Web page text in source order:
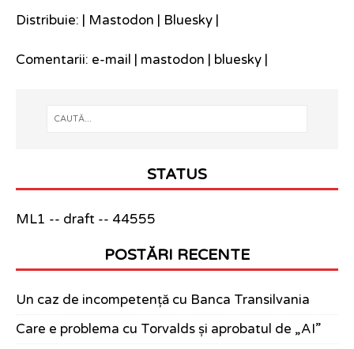
Distribuie: | Mastodon Bluesky
Comentarii: e-mail mastodon bluesky
STATUS
ML1 -- draft -- 44555
POSTĂRI RECENTE
Un caz de incompetență cu Banca Transilvania
Care e problema cu Torvalds și aprobatul de „AI”